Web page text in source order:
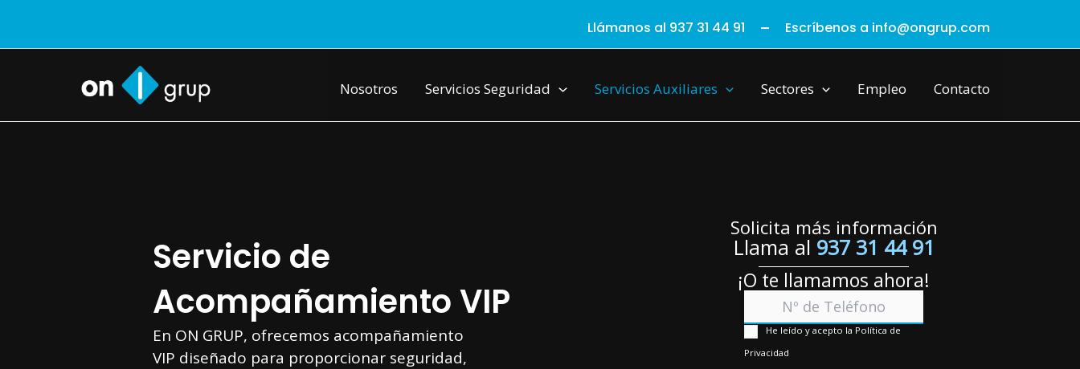
contenido
Llámanos al 937 31 44 91 Escríbenos a info@ongrup.com
Nosotros Servicios Seguridad Servicios Auxiliares Sectores Empleo Contacto
Servicio de
Acompañamiento VIP
En ON GRUP, ofrecemos acompañamiento
VIP diseñado para proporcionar seguridad,
Solicita más información
Llama al 937 31 44 91
¡O te llamamos ahora!
He leído y acepto la Política de
Privacidad